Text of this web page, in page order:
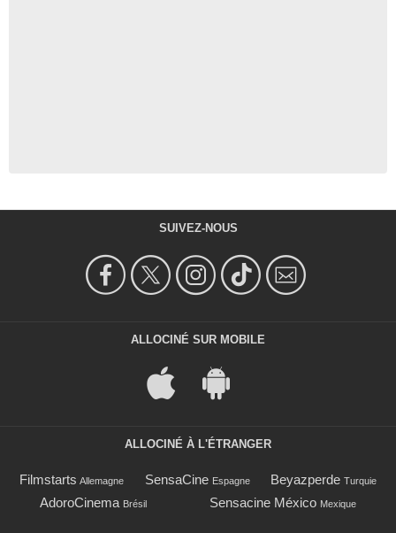
SUIVEZ-NOUS
ALLOCINÉ SUR MOBILE
ALLOCINÉ À L'ÉTRANGER
Filmstarts Allemagne SensaCine Espagne Beyazperde Turquie
AdoroCinema Brésil Sensacine México Mexique